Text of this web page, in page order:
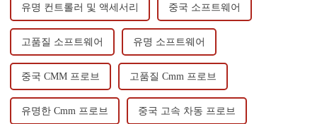
유명 컨트롤러 및 액세서리 중국 소프트웨어
고품질 소프트웨어 유명 소프트웨어
중국 CMM 프로브 고품질 Cmm 프로브
유명한 Cmm 프로브 중국 고속 차동 프로브